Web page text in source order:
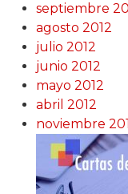
septiembre
agosto 2012
julio 2012
junio 2012
mayo 2012
abril 2012
noviembre